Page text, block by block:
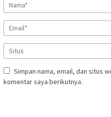
Simpan nama, email, dan situs
komentar saya berikutnya.